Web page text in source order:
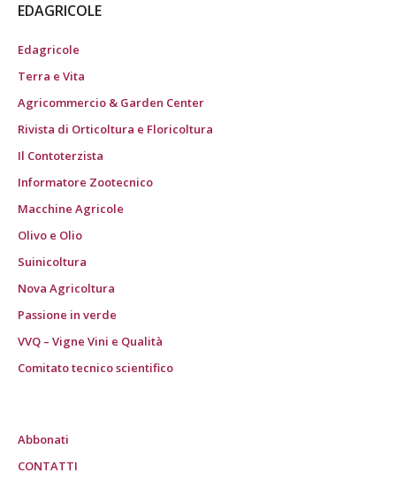
EDAGRICOLE
Edagricole
Terra e Vita
Agricommercio & Garden Center
Rivista di Orticoltura e Floricoltura
Il Contoterzista
Informatore Zootecnico
Macchine Agricole
Olivo e Olio
Suinicoltura
Nova Agricoltura
Passione in verde
VVQ – Vigne Vini e Qualità
Comitato tecnico scientifico
Abbonati
CONTATTI